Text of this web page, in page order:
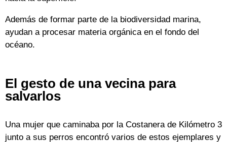
Además de formar parte de la biodiversidad marina,
ayudan a procesar materia orgánica en el fondo del
océano.
El gesto de una vecina para
salvarlos
Una mujer que caminaba por la Costanera de Kilómetro 3
junto a sus perros encontró varios de estos ejemplares y